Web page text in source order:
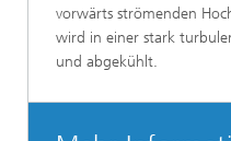
vorwärts strömenden
wird in einer stark
und abgekühlt.